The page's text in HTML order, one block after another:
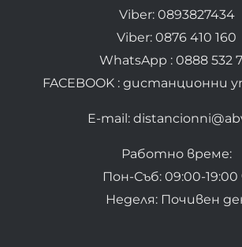
Viber: 0893827434
Viber: 0876 410 160
WhatsApp : 0888 532
FACEBOOK : дистанционни
E-mail:
Работно време:
Пон-Съб: 09:00-19:00
Неделя: Почивен